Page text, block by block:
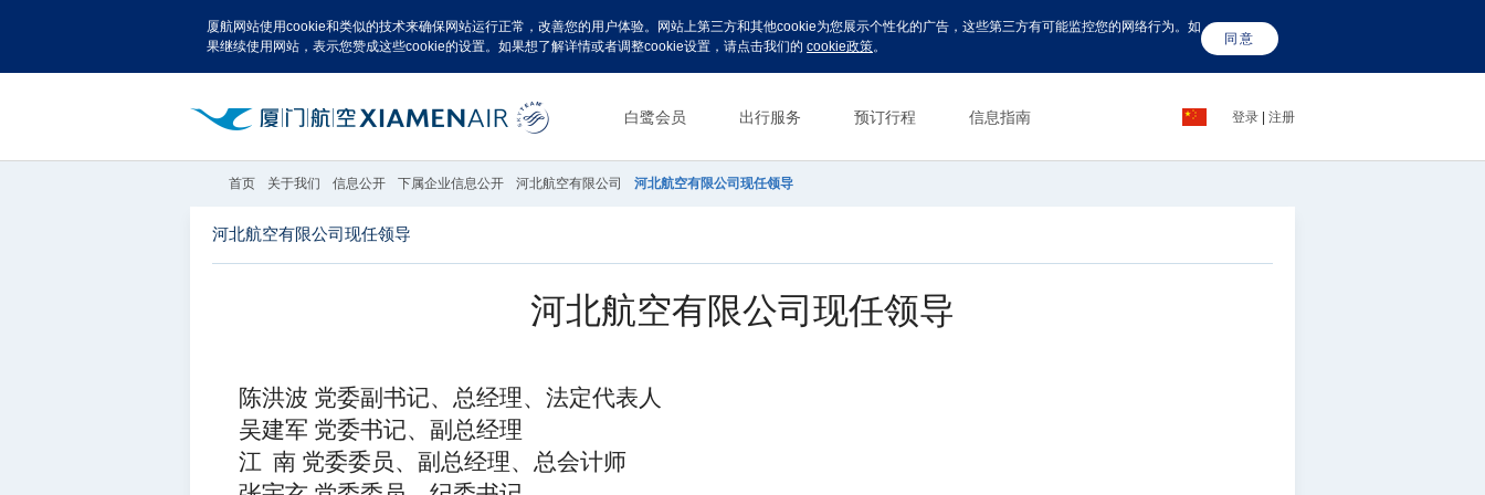
厦航网站使用cookie和类似的技术来确保网站运行正常，改善您的用户体验。网站上第三方和其他cookie为您展示个性化的广告，这些第三方有可能监控您的网络行为。如
果继续使用网站，表示您赞成这些cookie的设置。如果想了解详情或者调整cookie设置，请点击我们的 cookie政策。
同意
白鹭会员 出行服务 预订行程 信息指南 登录 注册
首页 关于我们 信息公开 下属企业信息公开 河北航空有限公司 河北航空有限公司现任领导
河北航空有限公司现任领导
河北航空有限公司现任领导
陈洪波 党委副书记、总经理、法定代表人
吴建军 党委书记、副总经理
江 南 党委委员、副总经理、总会计师